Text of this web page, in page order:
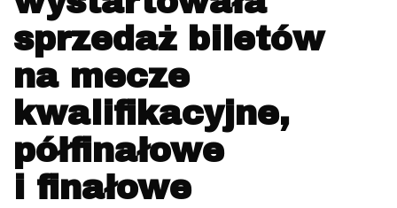
sprzedaż biletów
na mecze
kwalifikacyjne,
półfinałowe
i finałowe